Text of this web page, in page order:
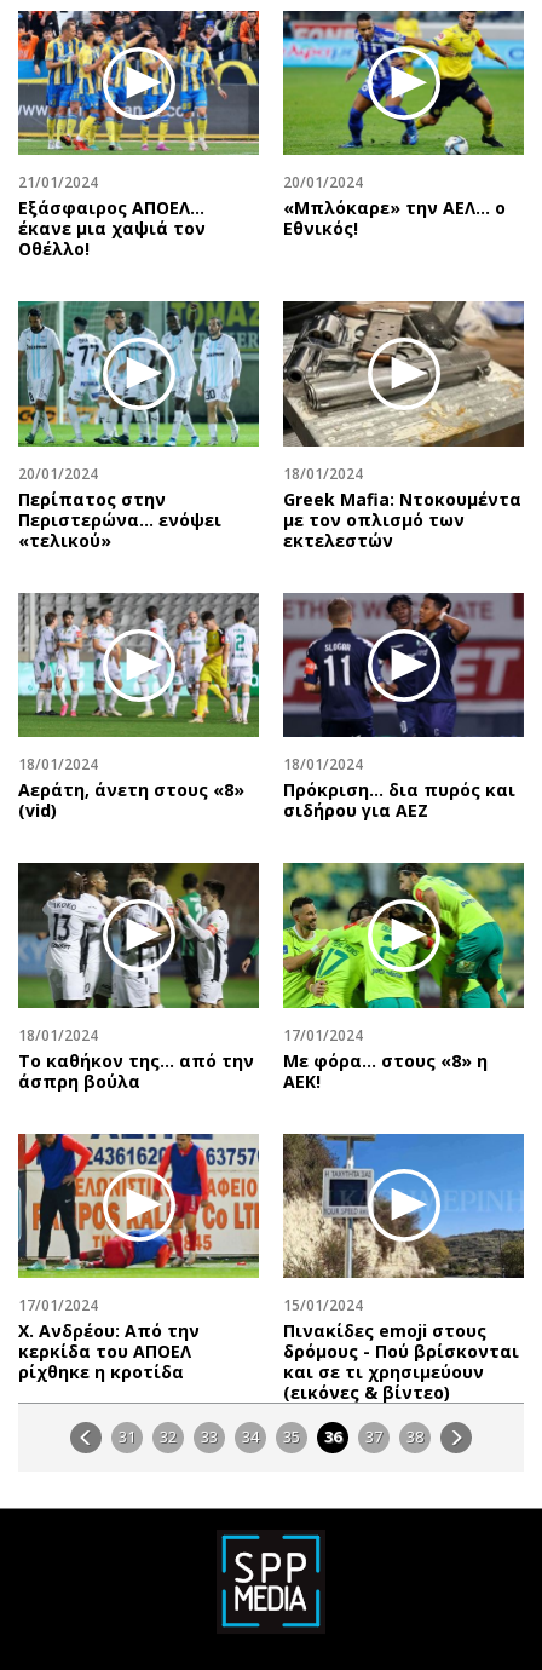
21/01/2024
Εξάσφαιρος ΑΠΟΕΛ…
έκανε μια χαψιά τον
Οθέλλο!
20/01/2024
«Μπλόκαρε» την ΑΕΛ… ο
Εθνικός!
20/01/2024
Περίπατος στην
Περιστερώνα… ενόψει
«τελικού»
18/01/2024
Greek Mafia: Ντοκουμέντα
με τον οπλισμό των
εκτελεστών
18/01/2024
Αεράτη, άνετη στους «8»
(vid)
18/01/2024
Πρόκριση... δια πυρός και
σιδήρου για ΑΕΖ
18/01/2024
Το καθήκον της... από την
άσπρη βούλα
17/01/2024
Με φόρα… στους «8» η
ΑΕΚ!
17/01/2024
Χ. Ανδρέου: Από την
κερκίδα του ΑΠΟΕΛ
ρίχθηκε η κροτίδα
15/01/2024
Πινακίδες emoji στους
δρόμους - Πού βρίσκονται
και σε τι χρησιμεύουν
(εικόνες & βίντεο)
31 32 33 34 35 36 37 38